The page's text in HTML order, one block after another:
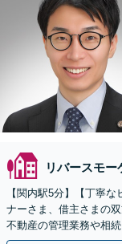
リバースモ
【関内駅5分】【丁寧
ナーさま、借主さまの
不動産の管理業務や相
題が複雑化する前に、